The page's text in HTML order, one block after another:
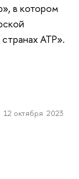
в котором
АТР».
12 октября 2023